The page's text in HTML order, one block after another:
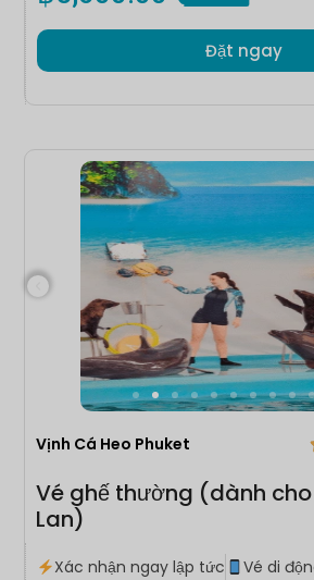
Đặt ngay
Vịnh Cá Heo Phuket
Vé ghế thường (dành
Lan)
Xác nhận ngay lập tức
Vé di